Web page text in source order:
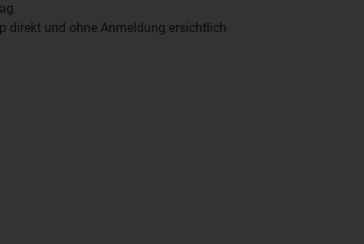
direkt und ohne Anmeldung ersichtlich